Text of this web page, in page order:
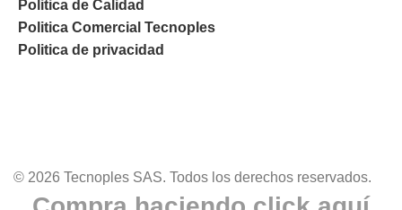
Politica de Calidad
Politica Comercial Tecnoples
Politica de privacidad
© 2026 Tecnoples SAS. Todos los derechos reservados.